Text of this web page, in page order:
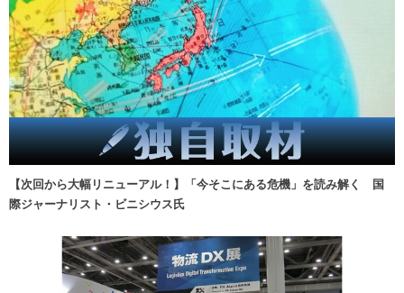
【次回から大幅リニューアル！】「今そこにある危機」を読み解く 国
際ジャーナリスト・ビニシウス氏